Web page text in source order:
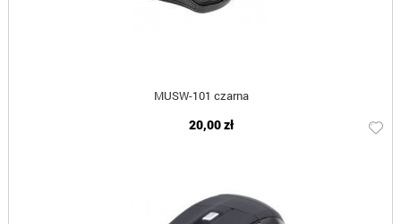
MUSW-101 czarna
20,00 zł